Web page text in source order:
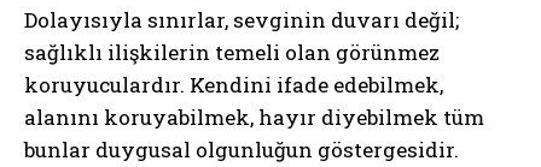
Dolayısıyla sınırlar, sevginin duvarı değil;
sağlıklı ilişkilerin temeli olan görünmez
koruyuculardır. Kendini ifade edebilmek,
alanını koruyabilmek, hayır diyebilmek tüm
bunlar duygusal olgunluğun göstergesidir.